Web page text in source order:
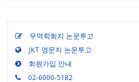
무역학회지 논문투고
JKT 영문지 논문투고
회원가입 안내
02-6000-5182